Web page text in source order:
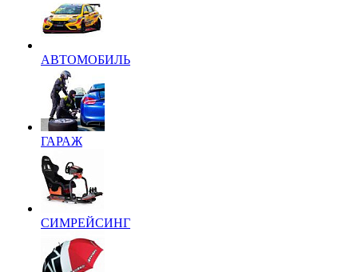
АВТОМОБИЛЬ
ГАРАЖ
СИМРЕЙСИНГ